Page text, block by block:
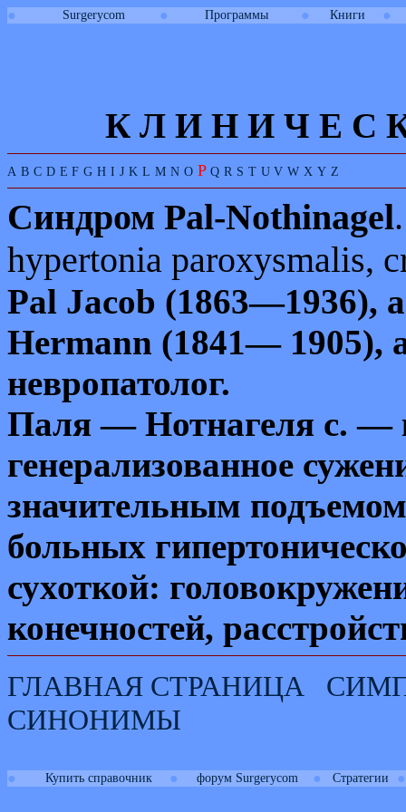
● Surgerycom ● Программы ● Книги ●
К Л И Н И Ч Е С
A B C D E F G H I J K L M N O P Q R S T U V W X Y Z
Синдром Pal-Nothinagel.
hypertonia paroxysmalis,
Pal Jacob (1863—1936),
Hermann (1841— 1905),
невропатолог.
Паля — Нотнагеля с. —
генерализованное
значительным
больных
сухоткой:
конечностей,
ГЛАВНАЯ СТРАНИЦА
СИНОНИМЫ
● Купить справочник ● форум Surgerycom ● Стратегии ●